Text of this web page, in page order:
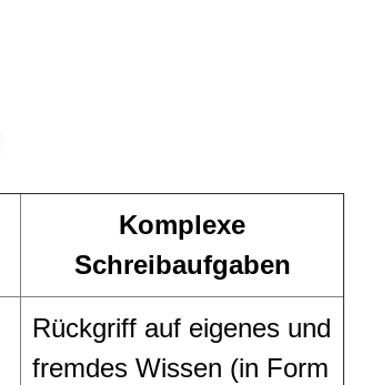
Komplexe
Schreibaufgaben
Rückgriff auf eigenes und
fremdes Wissen (in Form